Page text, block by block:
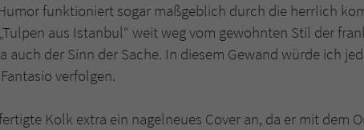
funktioniert sogar maßgeblich durch die herrlich
aus Istanbul“ weit weg vom gewohnten Stil der
auch der Sinn der Sache. In diesem Gewand würde ich
verfolgen.
Kolk extra ein nagelneues Cover an, da er mit dem